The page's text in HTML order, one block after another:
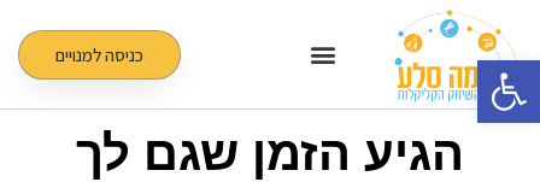
פתח סרגל נגישות
לתוכן
כניסה למנויים
הגיע הזמן שגם לך